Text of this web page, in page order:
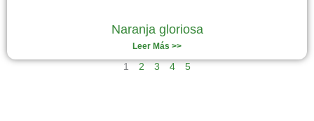
Naranja gloriosa
Leer Más >>
1 2 3 4 5